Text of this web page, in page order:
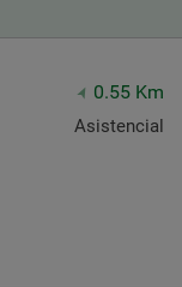
0.55 Km
Asistencial